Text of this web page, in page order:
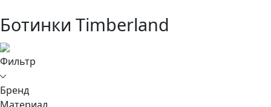
Ботинки Timberland
Фильтр
Бренд